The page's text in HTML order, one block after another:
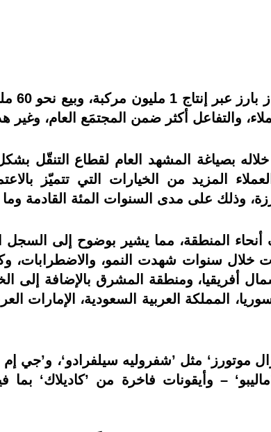
قرن من الحركة
والتفاعل أكثر ضمن المجتمَع العام، وغير
بصياغة المشهد العام لقطاع التنقّل
المزيد من الخيارات التي تتميّز
وذلك على مدى السنوات المئة القادمة وما
عن 4.5 مليون مركبة في مختلف أنحاء المنطقة، مما يشير بوضوح إلى
خلال سنوات شهدت النمو، والاضطرابات،
أفريقيا، ومنطقة المشرق بالإضافة إلى
المملكة العربية السعودية، الإمارات
موتورز‘ مثل ’شفروليه سيلفرادو‘، و’جي
– وأيقونات فاخرة من ’كاديلاك‘ بما